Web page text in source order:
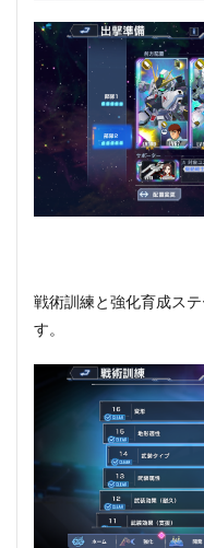
戦術訓練と強化育成ス
す。